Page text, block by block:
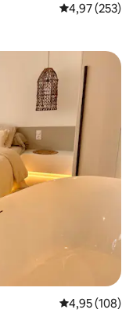
Note
4,97 (253)
Note
4,95 (108)